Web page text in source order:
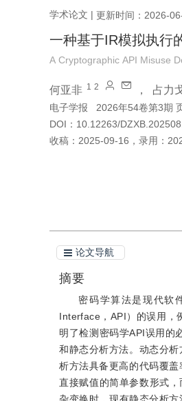
学术论文 | 更新时间：2026-
一种基于IR模拟执行
A Cryptographic API Misuse
何亚非 1 2 ， 占力
电子学报
2026年54卷第3期
DOI： 10.12263/
收稿： 2025-09-16 ， 录用：
论文导航
摘要
密码学算法是现代软
Interface，API）的误用，
明了检测密码学API误用的
和静态分析方法。动态分
析方法具备更高的代码覆
直接赋值的简单参数形式